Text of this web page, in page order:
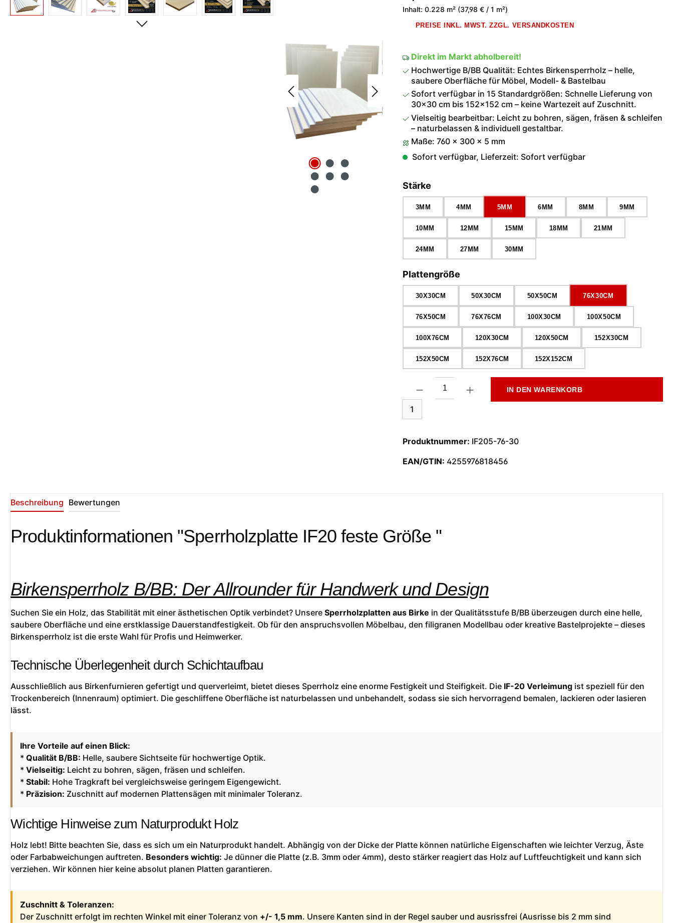
Inhalt: 0.228 m² (37,98 € / 1 m²)
PREISE INKL. MWST. ZZGL. VERSANDKOSTEN
Direkt im Markt abholbereit!
Hochwertige B/BB Qualität: Echtes Birkensperrholz – helle,
saubere Oberfläche für Möbel, Modell- & Bastelbau
Sofort verfügbar in 15 Standardgrößen: Schnelle Lieferung von
30×30 cm bis 152×152 cm – keine Wartezeit auf Zuschnitt.
Vielseitig bearbeitbar: Leicht zu bohren, sägen, fräsen & schleifen
– naturbelassen & individuell gestaltbar.
Maße: 760 × 300 × 5 mm
Sofort verfügbar, Lieferzeit: Sofort verfügbar
Stärke
3MM 4MM 5MM 6MM 8MM 9MM
10MM 12MM 15MM 18MM 21MM
24MM 27MM 30MM
Plattengröße
30X30CM 50X30CM 50X50CM 76X30CM
76X50CM 76X76CM 100X30CM 100X50CM
100X76CM 120X30CM 120X50CM 152X30CM
152X50CM 152X76CM 152X152CM
1
IN DEN WARENKORB
Produktnummer: IF205-76-30
EAN/GTIN: 4255976818456
Beschreibung Bewertungen
Produktinformationen "Sperrholzplatte IF20 feste Größe "
Birkensperrholz B/BB: Der Allrounder für Handwerk und Design
Suchen Sie ein Holz, das Stabilität mit einer ästhetischen Optik verbindet? Unsere Sperrholzplatten aus Birke in der Qualitätsstufe B/BB überzeugen durch eine helle,
saubere Oberfläche und eine erstklassige Dauerstandfestigkeit. Ob für den anspruchsvollen Möbelbau, den filigranen Modellbau oder kreative Bastelprojekte – dieses
Birkensperrholz ist die erste Wahl für Profis und Heimwerker.
Technische Überlegenheit durch Schichtaufbau
Ausschließlich aus Birkenfurnieren gefertigt und querverleimt, bietet dieses Sperrholz eine enorme Festigkeit und Steifigkeit. Die IF-20 Verleimung ist speziell für den
Trockenbereich (Innenraum) optimiert. Die geschliffene Oberfläche ist naturbelassen und unbehandelt, sodass sie sich hervorragend bemalen, lackieren oder lasieren
lässt.
Ihre Vorteile auf einen Blick:
* Qualität B/BB: Helle, saubere Sichtseite für hochwertige Optik.
* Vielseitig: Leicht zu bohren, sägen, fräsen und schleifen.
* Stabil: Hohe Tragkraft bei vergleichsweise geringem Eigengewicht.
* Präzision: Zuschnitt auf modernen Plattensägen mit minimaler Toleranz.
Wichtige Hinweise zum Naturprodukt Holz
Holz lebt! Bitte beachten Sie, dass es sich um ein Naturprodukt handelt. Abhängig von der Dicke der Platte können natürliche Eigenschaften wie leichter Verzug, Äste
oder Farbabweichungen auftreten. Besonders wichtig: Je dünner die Platte (z.B. 3mm oder 4mm), desto stärker reagiert das Holz auf Luftfeuchtigkeit und kann sich
verziehen. Wir können hier keine absolut planen Platten garantieren.
Zuschnitt & Toleranzen:
Der Zuschnitt erfolgt im rechten Winkel mit einer Toleranz von +/- 1,5 mm. Unsere Kanten sind in der Regel sauber und ausrissfrei (Ausrisse bis 2 mm sind